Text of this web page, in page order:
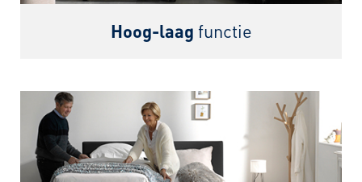
Hoog-laag functie